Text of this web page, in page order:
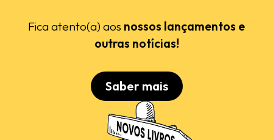
Fica atento(a) aos nossos lançamentos e
outras notícias!
Saber mais